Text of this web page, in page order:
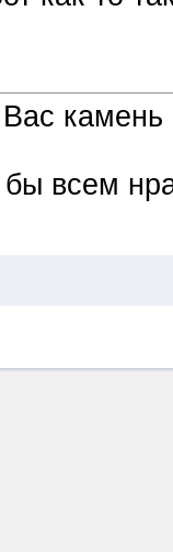
камень
всем